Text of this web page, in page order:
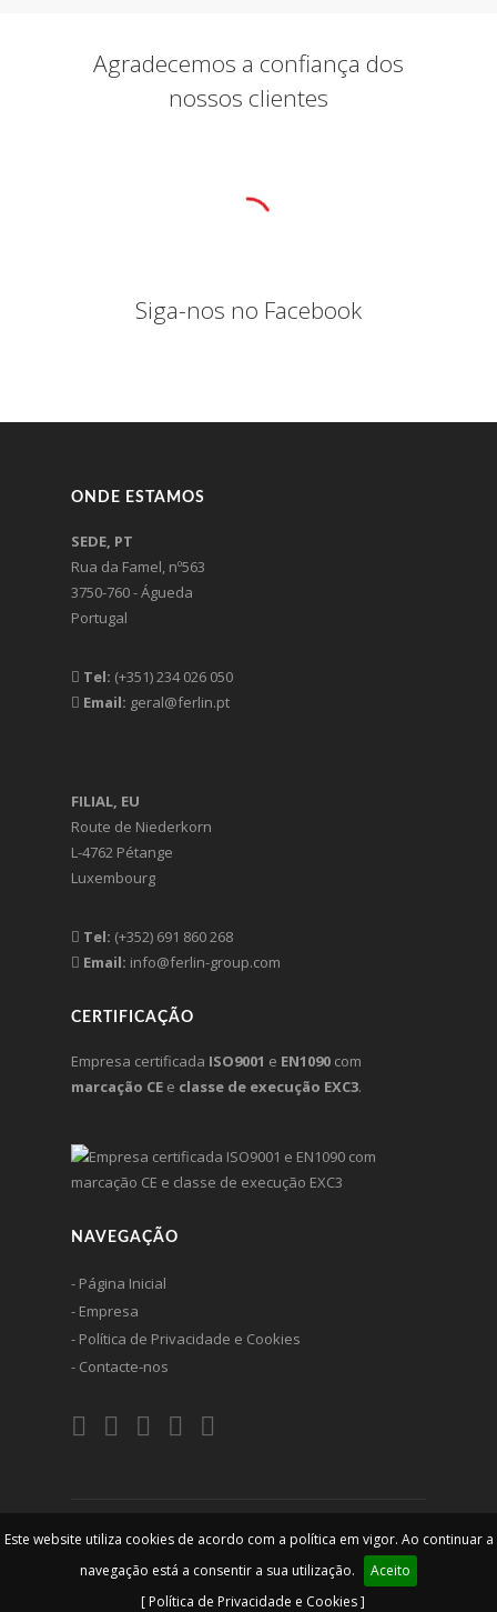
Este website utiliza cookies de acordo com a política em vigor. Ao continuar a
navegação está a consentir a sua utilização.
Aceito
[ Política de Privacidade e Cookies ]
Agradecemos a confiança dos
nossos clientes
Siga-nos no Facebook
ONDE ESTAMOS
SEDE, PT
Rua da Famel, nº563
3750-760 - Águeda
Portugal
Tel: (+351) 234 026 050
Email: geral@ferlin.pt
FILIAL, EU
Route de Niederkorn
L-4762 Pétange
Luxembourg
Tel: (+352) 691 860 268
Email: info@ferlin-group.com
CERTIFICAÇÃO
Empresa certificada ISO9001 e EN1090 com
marcação CE e classe de execução EXC3.
NAVEGAÇÃO
- Página Inicial
- Empresa
- Política de Privacidade e Cookies
- Contacte-nos
© 2026 Ferlin - Construções Metálicas, lda. Todos os direitos
são reservados